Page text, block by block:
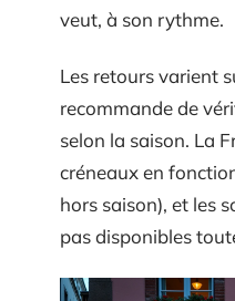
veut, à son rythme.
Les retours varient
recommande de
selon la saison. La
créneaux en
hors saison), et les
pas disponibles